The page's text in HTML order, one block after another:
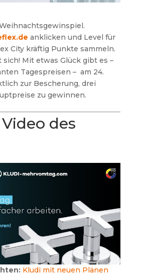
anklicken und Level für
City kräftig Punkte sammeln.
Mit etwas Glück gibt es –
Tagespreisen – am 24.
zur Bescherung, drei
zu gewinnen.
des
Kludi mit neuen Plänen